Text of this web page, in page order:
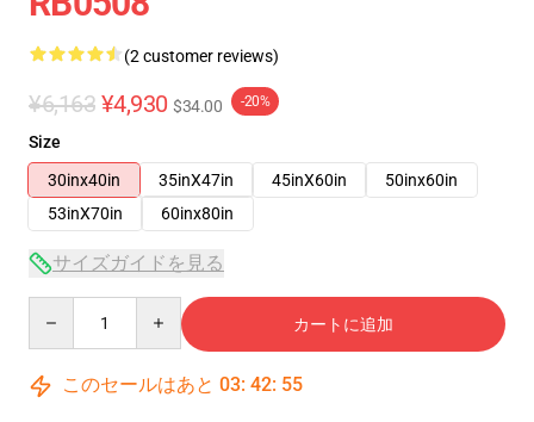
(2 customer reviews)
¥6,163 ¥4,930 $34.00 -20%
Size
30inx40in
35inX47in 45inX60in
50inx60in
53inX70in
60inx80in
サイズガイドを見る
カートに追加
このセールはあと 03: 42: 54